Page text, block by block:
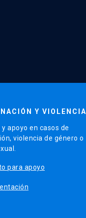
Y VIOLENCIA
apoyo en casos de
violencia de género o
para apoyo